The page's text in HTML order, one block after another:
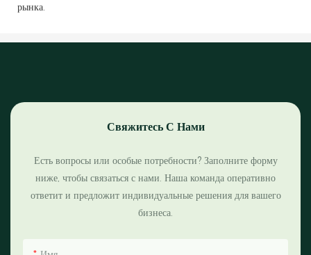
рынка.
Свяжитесь С Нами
Есть вопросы или особые потребности? Заполните форму
ниже, чтобы связаться с нами. Наша команда оперативно
ответит и предложит индивидуальные решения для вашего
бизнеса.